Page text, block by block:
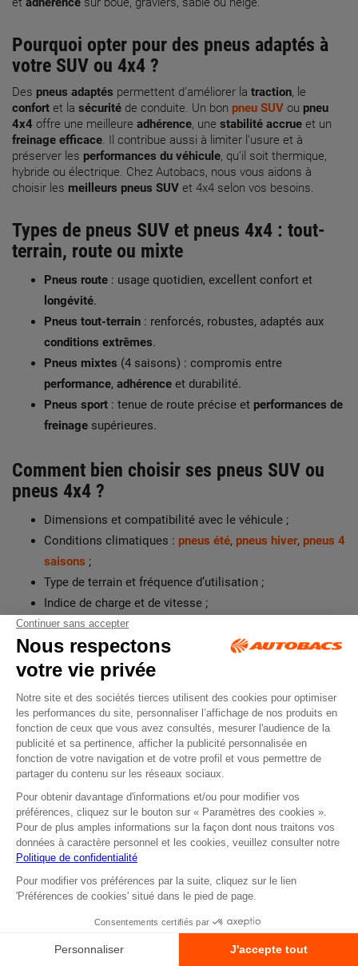
Pourquoi opter pour des pneus adaptés à
votre SUV ou 4x4 ?
Des pneus adaptés permettent d’améliorer la traction, le
confort et la sécurité de conduite. Un bon pneu SUV ou pneu
4x4 offre une meilleure adhérence, une stabilité accrue et un
freinage efficace. Il contribue aussi à limiter l’usure et à
préserver les performances du véhicule, qu’il soit thermique,
hybride ou électrique. Chez Autobacs, nous vous aidons à
choisir les meilleurs pneus SUV et 4x4 selon vos besoins.
Types de pneus SUV et pneus 4x4 : tout-
terrain, route ou mixte
Pneus route : usage quotidien, excellent confort et
longévité.
Pneus tout-terrain : renforcés, robustes, adaptés aux
conditions extrêmes.
Pneus mixtes (4 saisons) : compromis entre
performance, adhérence et durabilité.
Pneus sport : tenue de route précise et performances de
freinage supérieures.
Comment bien choisir ses pneus SUV ou
pneus 4x4 ?
Dimensions et compatibilité avec le véhicule ;
Conditions climatiques : pneus été, pneus hiver, pneus 4
saisons ;
Type de terrain et fréquence d’utilisation ;
Indice de charge et de vitesse ;
Budget et préférences de marque.
Découvrez aussi notre sélection de
pneus tourisme:Voir les
pneus tourisme
Les meilleures marques depneus SUV&
pneus 4x4en 2025
Autobacs propose les meilleures marques :Michelin,Goodyear
BF Goodrich,Bridgestone,Continental,Pirelli
Identifier mes pneus compatibles
Entretien et sécurité : prolongez ladurée
de vie des pneus
Pour garantir des performances optimales, entretenez
tous les 10 000 km etéquilibrage des roues. Rendez-vous dans